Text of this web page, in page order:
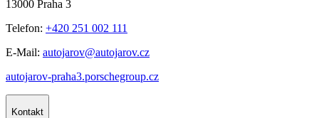
13000 Praha 3
Telefon: +420 251 002 111
E-Mail: autojarov@autojarov.cz
autojarov-praha3.porschegroup.cz
Kontakt